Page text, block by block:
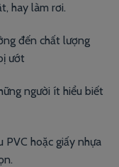
hay làm rơi.
đến chất lượng
ướt
người ít hiểu biết
PVC hoặc giấy nhựa